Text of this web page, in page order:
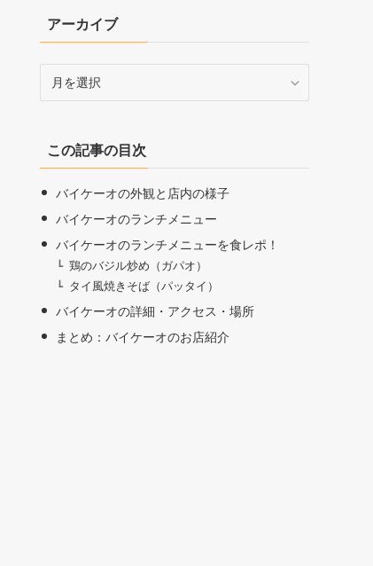
ーアーカイブ
ブこの記事の目次
バイケーオの外観と店内の様子
バイケーオのランチメニュー
バイケーオのランチメニューを食レポ！
鶏のバジル炒め（ガパオ）
タイ風焼きそば（パッタイ）
バイケーオの詳細・アクセス・場所
まとめ：バイケーオのお店紹介